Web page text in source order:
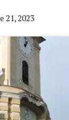
21, 2023